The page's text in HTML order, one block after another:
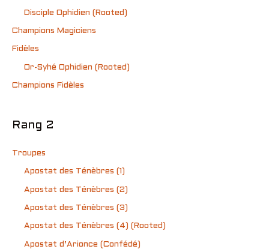
Disciple Ophidien (Rooted)
Champions Magiciens
Fidèles
Or-Syhé Ophidien (Rooted)
Champions Fidèles
Rang 2
Troupes
Apostat des Ténèbres (1)
Apostat des Ténèbres (2)
Apostat des Ténèbres (3)
Apostat des Ténèbres (4) (Rooted)
Apostat d’Arionce (Confédé)